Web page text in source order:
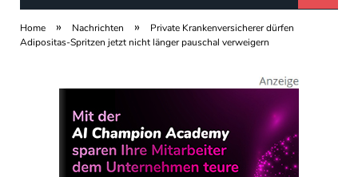
Home » Nachrichten »
Private Krankenversicherer dürfen
Adipositas-Spritzen jetzt nicht länger pauschal verweigern